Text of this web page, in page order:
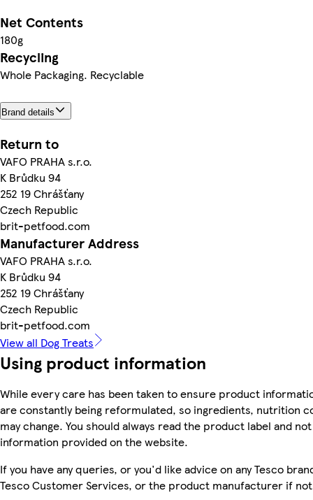
Net Contents
180g
Recycling
Whole Packaging. Recyclable
Brand details
Return to
VAFO PRAHA s.r.o.
K Brůdku 94
252 19 Chrášťany
Czech Republic
brit-petfood.com
Manufacturer Address
VAFO PRAHA s.r.o.
K Brůdku 94
252 19 Chrášťany
Czech Republic
brit-petfood.com
View all Dog Treats
Using product information
While every care has been taken to ensure product
are constantly being reformulated, so ingredients, nutrition
may change. You should always read the product label and
information provided on the website.
If you have any queries, or you'd like advice on any Tesco
Tesco Customer Services, or the product manufacturer if